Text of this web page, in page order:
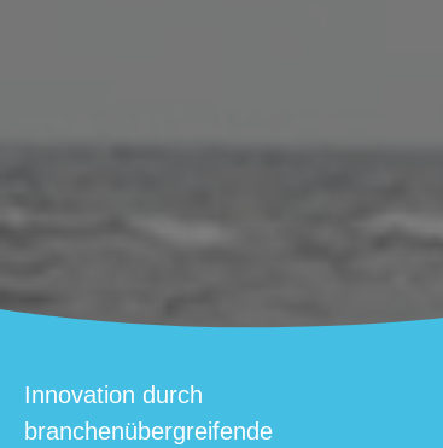
Innovation durch
branchenübergreifende